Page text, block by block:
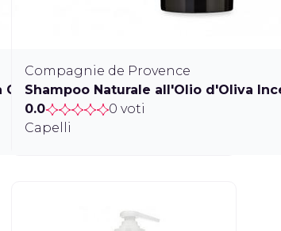
Gelsomino Nero
Compagnie de Provence
Shampoo Naturale all'Olio d'Oliva
0.0
0 voti
Capelli